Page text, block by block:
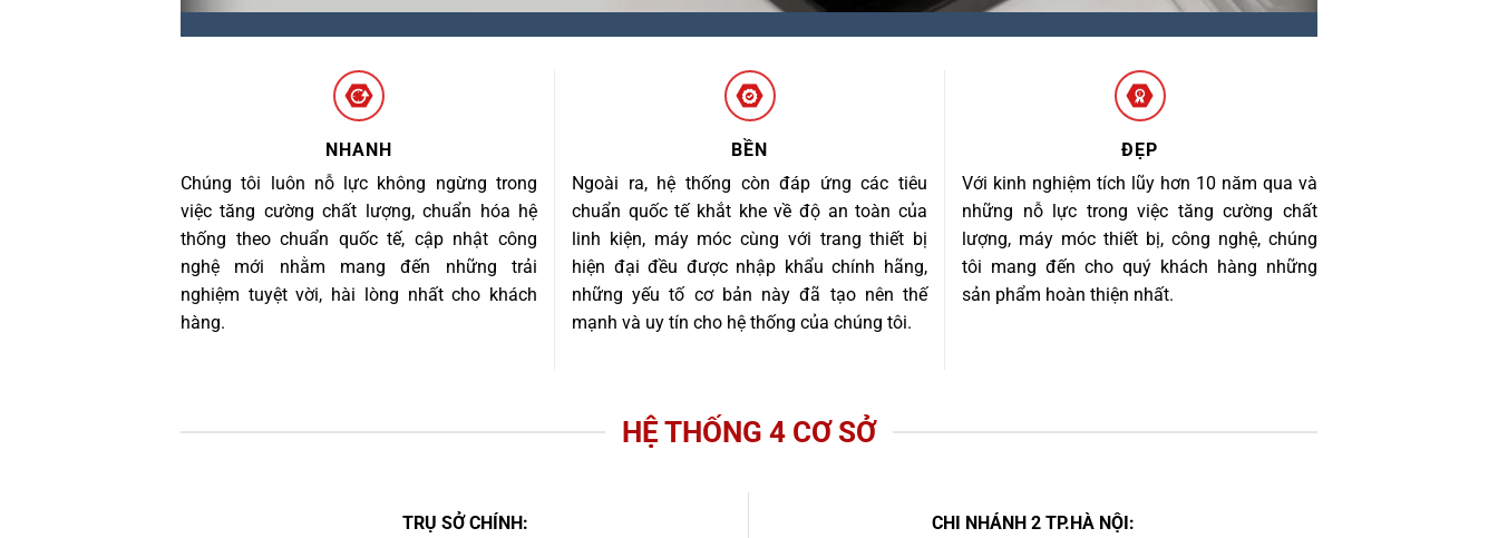
NHANH
Chúng tôi luôn nỗ lực không ngừng trong
việc tăng cường chất lượng, chuẩn hóa hệ
thống theo chuẩn quốc tế, cập nhật công
nghệ mới nhằm mang đến những trải
nghiệm tuyệt vời, hài lòng nhất cho khách
hàng.
BỀN
Ngoài ra, hệ thống còn đáp ứng các tiêu
chuẩn quốc tế khắt khe về độ an toàn của
linh kiện, máy móc cùng với trang thiết bị
hiện đại đều được nhập khẩu chính hãng,
những yếu tố cơ bản này đã tạo nên thế
mạnh và uy tín cho hệ thống của chúng tôi.
ĐẸP
Với kinh nghiệm tích lũy hơn 10 năm qua và
những nỗ lực trong việc tăng cường chất
lượng, máy móc thiết bị, công nghệ, chúng
tôi mang đến cho quý khách hàng những
sản phẩm hoàn thiện nhất.
HỆ THỐNG 4 CƠ SỞ
TRỤ SỞ CHÍNH: CHI NHÁNH 2 TP.HÀ NỘI: